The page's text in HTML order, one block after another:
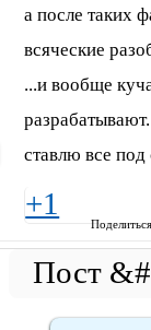
а после таких
всяческие
...и вообще
ставлю все
+1